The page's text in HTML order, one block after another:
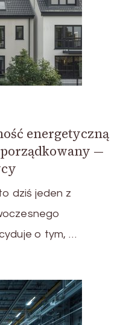
energetyczną
—
dziś jeden z
o tym, …